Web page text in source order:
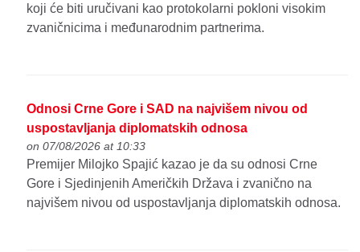
koji će biti uručivani kao protokolarni pokloni visokim
zvaničnicima i međunarodnim partnerima.
Odnosi Crne Gore i SAD na najvišem nivou od
uspostavljanja diplomatskih odnosa
on 07/08/2026 at 10:33
Premijer Milojko Spajić kazao je da su odnosi Crne
Gore i Sjedinjenih Američkih Država i zvanično na
najvišem nivou od uspostavljanja diplomatskih odnosa.